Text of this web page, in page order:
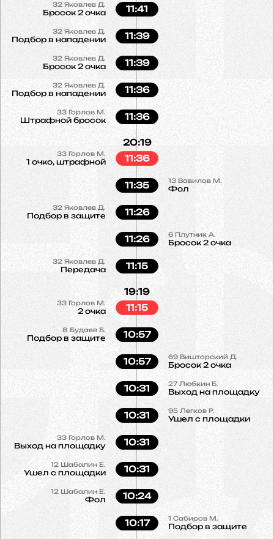
32 Яковлев Д.
Бросок 2 очка 11:41
32 Яковлев Д.
Подбор в нападении 11:39
32 Яковлев Д.
Бросок 2 очка 11:39
32 Яковлев Д.
Подбор в нападении 11:36
33 Горлов М.
Штрафной бросок 11:36
33 Горлов М.
1 очко, штрафной
20:19
11:36
13 Вавилов М.
Фол
11:35
32 Яковлев Д.
Подбор в защите 11:26
6 Плутник А.
Бросок 2 очка
11:26
32 Яковлев Д.
Передача 11:15
33 Горлов М.
2 очка
19:19
11:15
8 Будаев Б.
Подбор в защите 10:57
69 Вишторский Д.
Бросок 2 очка
10:57
27 Любкин Б.
Выход на площадку
10:31
95 Легков Р.
Ушел с площадки
10:31
33 Горлов М.
Выход на площадку 10:31
12 Шабалин Е.
Ушел с площадки 10:31
12 Шабалин Е.
Фол 10:24
1 Сабиров М.
Подбор в защите
10:17